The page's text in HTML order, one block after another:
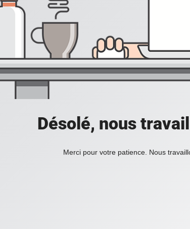
Désolé, nous
Merci pour votre patience. Nous